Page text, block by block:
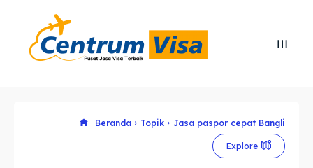
Cari
Cari
Explore our destinations
Explore our destinations
Beranda Topik Jasa paspor cepat Bangli
Explore